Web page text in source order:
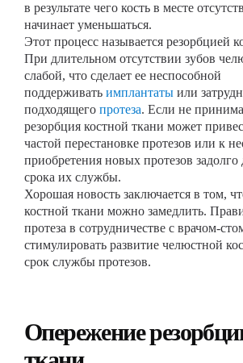
в результате чего кость в месте
начинает уменьшаться.
Этот процесс называется резорбцией
При длительном отсутствии зубов
слабой, что сделает ее неспособной
поддерживать имплантаты или
подходящего протеза. Если не
резорбция костной ткани может
частой перестановке протезов или к
приобретения новых протезов задолго
срока их службы.
Хорошая новость заключается в том,
костной ткани можно замедлить.
протеза в сотрудничестве с врачом-
стимулировать развитие челюстной
срок службы протезов.
Опережение